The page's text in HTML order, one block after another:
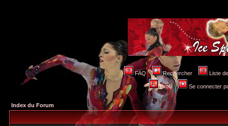
FAQ Rechercher Liste
Profil Se connecter
Index du Forum